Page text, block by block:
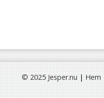
© 2025 Jesper.nu|Hem